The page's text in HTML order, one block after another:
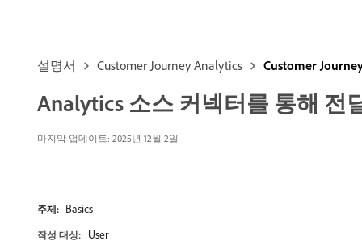
설명서 Customer Journey Analytics Customer
Analytics 소스 커넥터를 통해 전
마지막 업데이트: 2025년 12월 2일
주제: Basics
작성 대상: User